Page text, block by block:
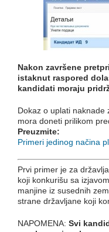
Nakon završene pret
istaknut raspored
kandidati moraju
Dokaz o uplati naknade
mora doneti prilikom
Preuzmite:
Primeri jedinog načina
Prvi primer je za
koji konkurišu sa
manjine iz susednih
strane državljane koji
NAPOMENA: Svi